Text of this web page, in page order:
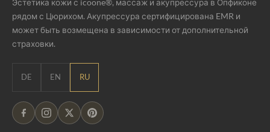
Эстетика кожи с icoone®, массаж и акупрессура в Опфиконе
рядом с Цюрихом. Акупрессура сертифицирована EMR и
может быть возмещена в зависимости от дополнительной
страховки.
DE EN RU